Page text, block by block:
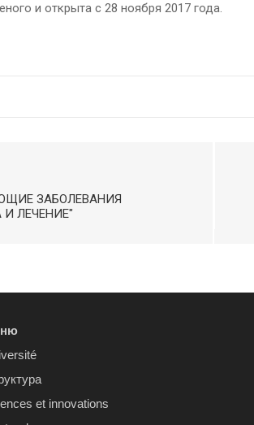
и открыта с 28 ноября 2017 года.
ЗАБОЛЕВАНИЯ
ЛЕЧЕНИЕ"
et innovations